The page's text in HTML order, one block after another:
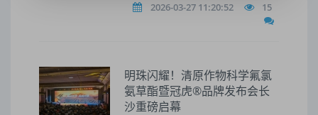
2026-03-27 11:20:52 15
明珠闪耀！清原作物科学氟氯
氨草酯暨冠虎®品牌发布会长
沙重磅启幕